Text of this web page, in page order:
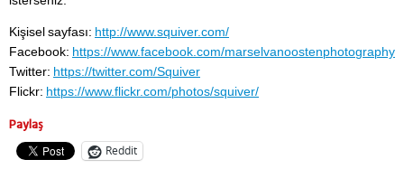
Kişisel sayfası: http://www.squiver.com/
Facebook: https://www.facebook.com/marselvanoostenphotography
Twitter: https://twitter.com/Squiver
Flickr: https://www.flickr.com/photos/squiver/
Paylaş
Reddit